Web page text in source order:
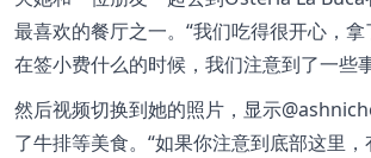
最喜欢的餐厅之一。“我们吃得很开心，拿
在签小费什么的时候，我们注意到了一些
然后视频切换到她的照片，显示
了牛排等美食。“如果你注意到底部这里